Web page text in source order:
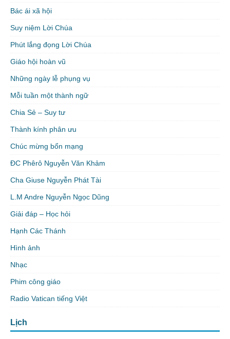
Bác ái xã hội
Suy niệm Lời Chúa
Phút lắng đọng Lời Chúa
Giáo hội hoàn vũ
Những ngày lễ phụng vụ
Mỗi tuần một thành ngữ
Chia Sẻ – Suy tư
Thành kính phân ưu
Chúc mừng bổn mạng
ĐC Phêrô Nguyễn Văn Khảm
Cha Giuse Nguyễn Phát Tài
L.M Andre Nguyễn Ngọc Dũng
Giải đáp – Học hỏi
Hạnh Các Thánh
Hình ảnh
Nhạc
Phim công giáo
Radio Vatican tiếng Việt
Lịch